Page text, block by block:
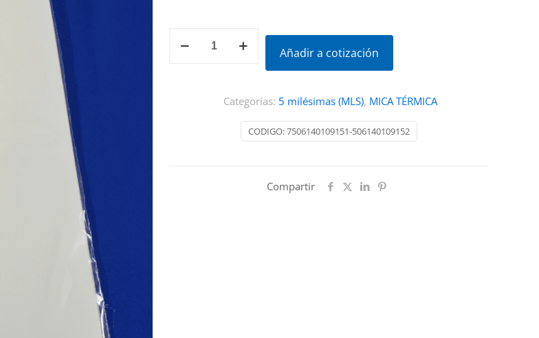
Añadir a cotización
CODIGO:7506140109151-506140109152
Categorías: 5 milésimas (MLS), MICA TÉRMICA
Compartir